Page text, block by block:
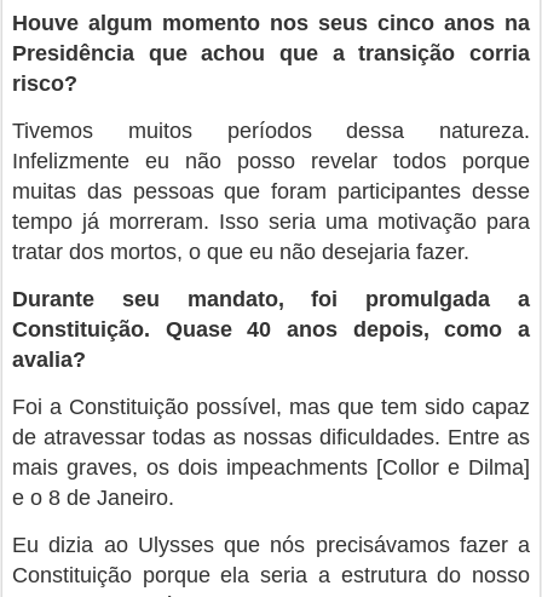
Houve algum momento nos seus cinco anos na
Presidência que achou que a transição corria
risco?
Tivemos muitos períodos dessa natureza.
Infelizmente eu não posso revelar todos porque
muitas das pessoas que foram participantes desse
tempo já morreram. Isso seria uma motivação para
tratar dos mortos, o que eu não desejaria fazer.
Durante seu mandato, foi promulgada a
Constituição. Quase 40 anos depois, como a
avalia?
Foi a Constituição possível, mas que tem sido capaz
de atravessar todas as nossas dificuldades. Entre as
mais graves, os dois impeachments [Collor e Dilma]
e o 8 de Janeiro.
Eu dizia ao Ulysses que nós precisávamos fazer a
Constituição porque ela seria a estrutura do nosso